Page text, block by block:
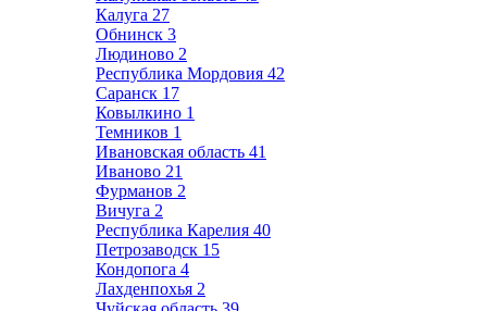
Калуга 27
Обнинск 3
Людиново 2
Республика Мордовия 42
Саранск 17
Ковылкино 1
Темников 1
Ивановская область 41
Иваново 21
Фурманов 2
Вичуга 2
Республика Карелия 40
Петрозаводск 15
Кондопога 4
Лахденпохья 2